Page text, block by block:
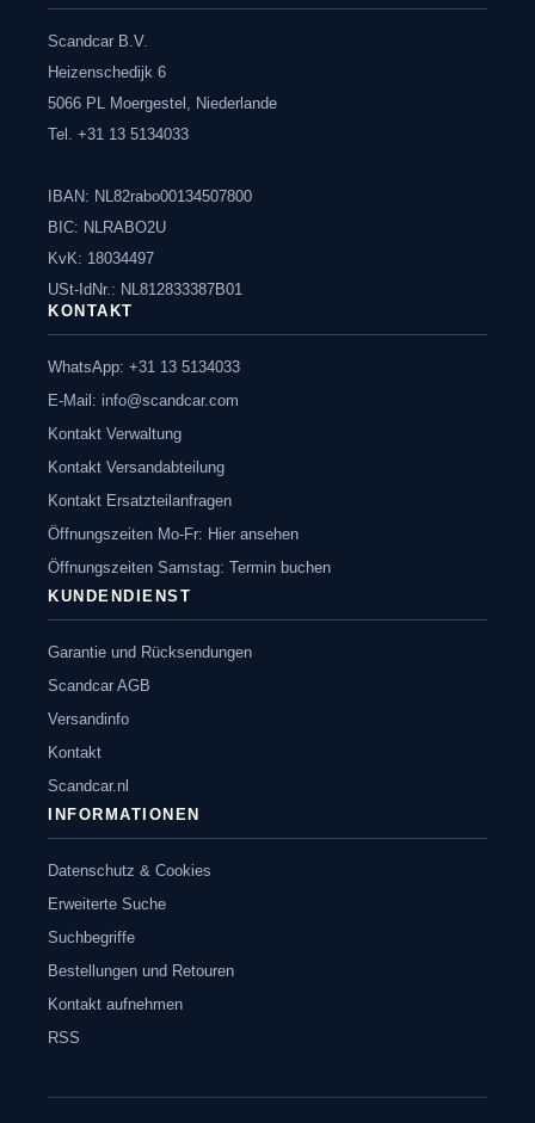
Scandcar B.V.
Heizenschedijk 6
5066 PL Moergestel, Niederlande
Tel. +31 13 5134033
IBAN: NL82rabo00134507800
BIC: NLRABO2U
KvK: 18034497
USt-IdNr.: NL812833387B01
KONTAKT
WhatsApp: +31 13 5134033
E-Mail: info@scandcar.com
Kontakt Verwaltung
Kontakt Versandabteilung
Kontakt Ersatzteilanfragen
Öffnungszeiten Mo-Fr: Hier ansehen
Öffnungszeiten Samstag: Termin buchen
KUNDENDIENST
Garantie und Rücksendungen
Scandcar AGB
Versandinfo
Kontakt
Scandcar.nl
INFORMATIONEN
Datenschutz & Cookies
Erweiterte Suche
Suchbegriffe
Bestellungen und Retouren
Kontakt aufnehmen
RSS